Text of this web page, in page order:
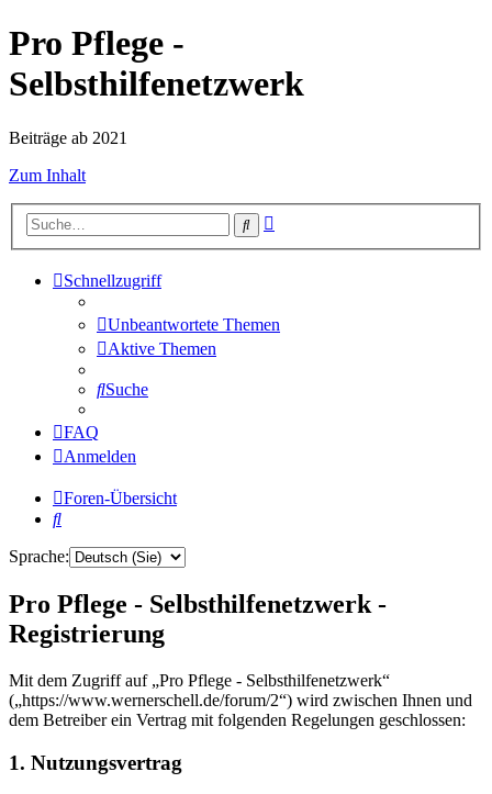
Pro Pflege -
Selbsthilfenetzwerk
Beiträge ab 2021
Zum Inhalt
Suche
Schnellzugriff
Unbeantwortete Themen
Aktive Themen
Suche
FAQ
Anmelden
Foren-Übersicht
Suche
Sprache:
Pro Pflege - Selbsthilfenetzwerk -
Registrierung
Mit dem Zugriff auf „Pro Pflege - Selbsthilfenetzwerk“
(„https://www.wernerschell.de/forum/2“) wird zwischen Ihnen und
dem Betreiber ein Vertrag mit folgenden Regelungen geschlossen:
1. Nutzungsvertrag